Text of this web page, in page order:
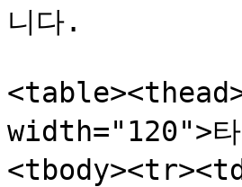
니다.
width="120">